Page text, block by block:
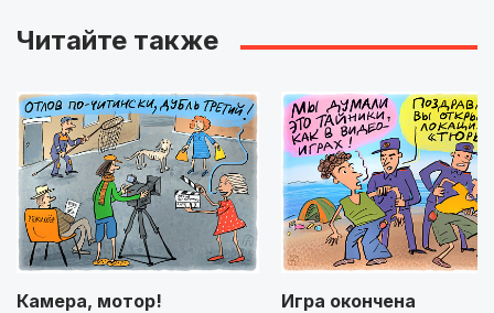
Читайте также
Камера, мотор! Игра окончена